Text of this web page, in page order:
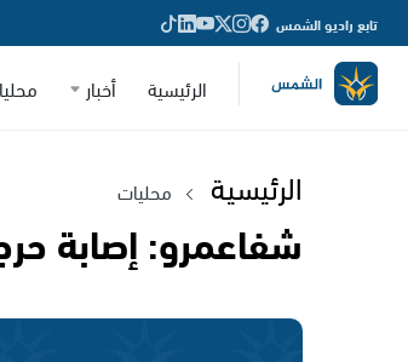
تابع راديو الشمس
الرئيسية أخبار
الرئيسية محليات
شفاعمرو: إصابة